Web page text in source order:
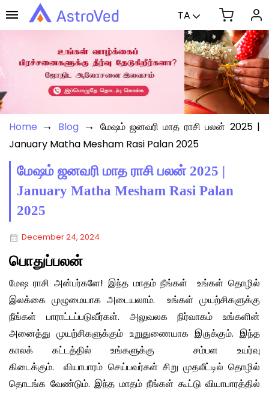
TA
Home → Blog → மேஷம் ஜனவரி மாத ராசி பலன் 2025 |
January Matha Mesham Rasi Palan 2025
மேஷம் ஜனவரி மாத ராசி பலன் 2025 |
January Matha Mesham Rasi Palan
2025
December 24, 2024
பொதுப்பலன்
மேஷ ராசி அன்பர்களே! இந்த மாதம் நீங்கள் உங்கள் தொழில்
இலக்கை முழுமையாக அடையலாம். உங்கள் முயற்சிகளுக்கு
நீங்கள் பாராட்டப்படுவீர்கள். அலுவலக நிர்வாகம் உங்களின்
அனைத்து முயற்சிகளுக்கும் உறுதுணையாக இருக்கும். இந்த
காலக் கட்டத்தில் உங்களுக்கு சம்பள உயர்வு
கிடைக்கும். வியாபாரம் செய்பவர்கள் சிறு முதலீட்டில் தொழில்
தொடங்க வேண்டும். இந்த மாதம் நீங்கள் கூட்டு வியாபாரத்தில்